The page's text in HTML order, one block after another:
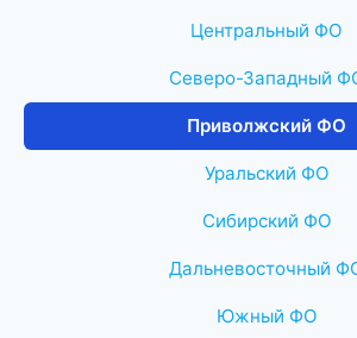
Центральный ФО
Северо-Западный
Приволжский ФО
Уральский ФО
Сибирский ФО
Дальневосточный
Южный ФО